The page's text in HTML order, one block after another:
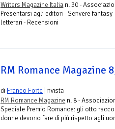
Writers Magazine Italia n. 30 -
Presentarsi agli editori - Scrivere fantasy
letterari - Recensioni
RM Romance Magazine
di Franco Forte | rivista
RM Romance Magazine n. 8 -
Speciale Premio Romance: gli otto
donne devono fare di più rispetto agli